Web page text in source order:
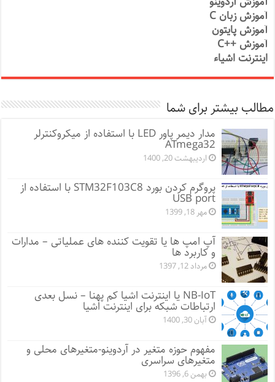
آموزش زبان C
آموزش پایتون
آموزش ++C
اینترنت اشیاء
مطالب بیشتر برای شما
مدار دیمر پاور LED با استفاده از میکروکنترلر
ATmega32
اردیبهشت 20, 1400
پروگرم کردن بورد STM32F103C8 با استفاده از
USB port
مهر 18, 1399
آپ امپ ها یا تقویت کننده های عملیاتی – مدارات
و کاربرد ها
مرداد 12, 1397
NB-IoT یا اینترنت اشیا کم پهنا – نسل بعدی
ارتباطات شبکه برای اینترنت اشیا
آبان 30, 1400
مفهوم حوزه متغیر در آردوینو-متغیرهای محلی و
متغیرهای سراسری
بهمن 6, 1396